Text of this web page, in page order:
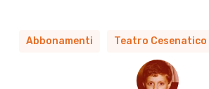
Abbonamenti Teatro Cesenatico